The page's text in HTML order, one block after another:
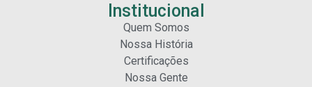
Institucional
Quem Somos
Nossa História
Certificações
Nossa Gente